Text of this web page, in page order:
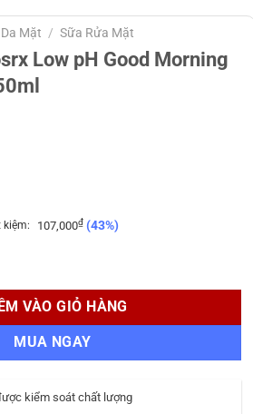
Mặt / Sữa Rửa Mặt
Low pH Good Morning
kiệm: 107,000₫(43%)
Good Morning Gel Cleanser 150ml số
VÀO GIỎ HÀNG
MUA NGAY
kiểm soát chất lượng